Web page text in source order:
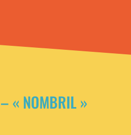
« NOMBRIL »